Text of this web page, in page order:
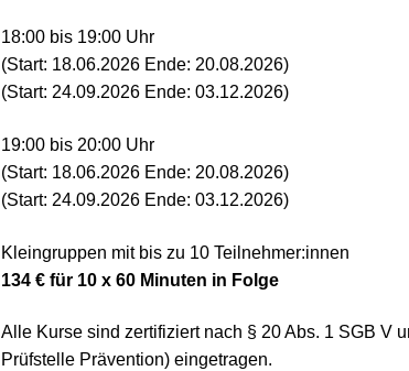
18:00 bis 19:00 Uhr
(Start: 18.06.2026 Ende: 20.08.2026)
(Start: 24.09.2026 Ende: 03.12.2026)
19:00 bis 20:00 Uhr
(Start: 18.06.2026 Ende: 20.08.2026)
(Start: 24.09.2026 Ende: 03.12.2026)
Kleingruppen mit bis zu 10 Teilnehmer:innen
134 € für 10 x 60 Minuten in Folge
Alle Kurse sind zertifiziert nach § 20 Abs. 1 SGB V
Prüfstelle Prävention) eingetragen.